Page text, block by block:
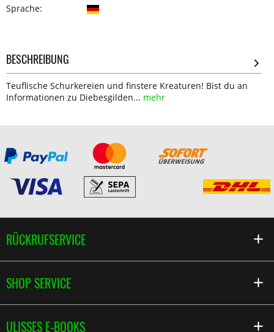
Sprache:
BESCHREIBUNG
Teuflische Schurkereien und finstere Kreaturen! Bist du an
Informationen zu Diebesgilden... mehr
RÜCKRUFSERVICE
SHOP SERVICE
ULISSES E-BOOKS